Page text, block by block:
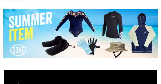
小川予報士
上田純子
上條将美